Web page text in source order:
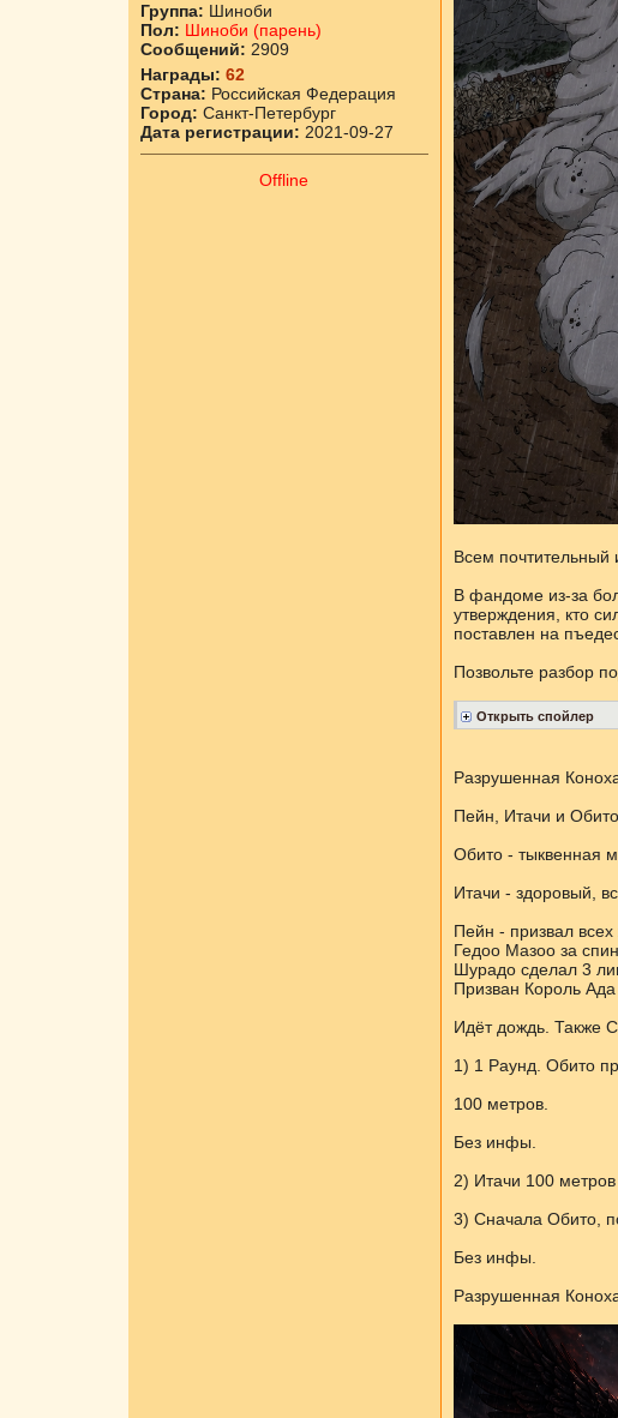
Группа: Шиноби
Пол: Шиноби (парень)
Сообщений: 2909
Награды: 62
Страна: Российская Федерация
Город: Санкт-Петербург
Дата регистрации: 2021-09-27
Offline
Всем почтительный
В фандоме из-за
утверждения, кто
поставлен на
Позвольте разбор
Разрушенная
Пейн, Итачи и
Обито - тыквенная
Итачи - здоровый,
Пейн - призвал
Гедоо Мазоо за
Шурадо сделал 3
Призван Король
Идёт дождь. Также
1) 1 Раунд. Обито
100 метров.
Без инфы.
2) Итачи 100
3) Сначала Обито,
Без инфы.
Разрушенная